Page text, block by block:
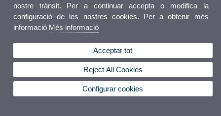
nostre trànsit. Per a continuar accepta o modifica la
configuració de les nostres cookies. Per a obtenir més
informació Més informació
Acceptar tot
Reject All Cookies
Configurar cookies